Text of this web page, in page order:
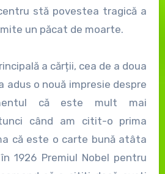
stă povestea tragică a
un păcat de moarte.
a cărții, cea de a doua
adus o nouă impresie despre
că este mult mai
când am citit-o prima
că este o carte bună atâta
1926 Premiul Nobel pentru